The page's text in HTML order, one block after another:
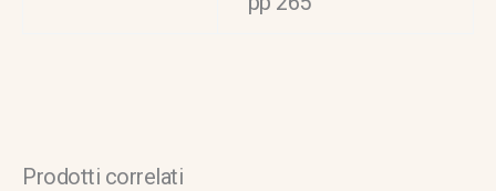
Prodotti correlati